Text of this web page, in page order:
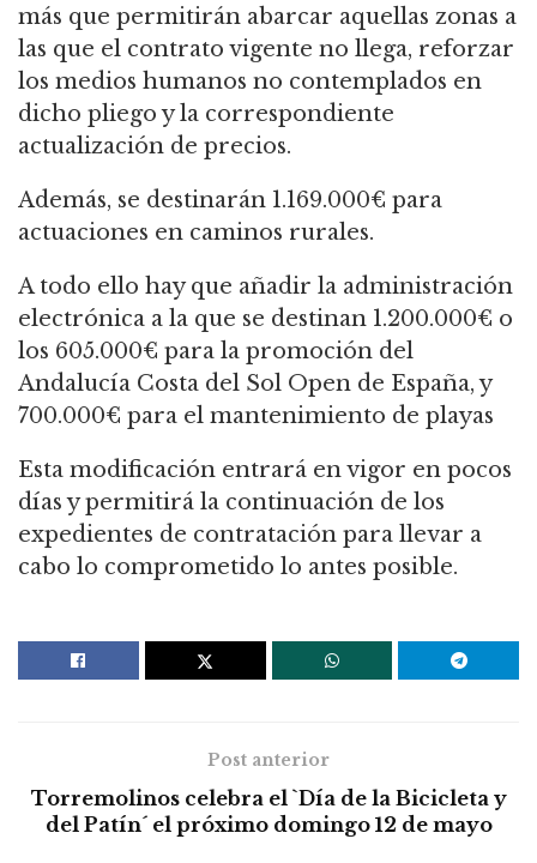
más que permitirán abarcar aquellas zonas a
las que el contrato vigente no llega, reforzar
los medios humanos no contemplados en
dicho pliego y la correspondiente
actualización de precios.
Además, se destinarán 1.169.000€ para
actuaciones en caminos rurales.
A todo ello hay que añadir la administración
electrónica a la que se destinan 1.200.000€ o
los 605.000€ para la promoción del
Andalucía Costa del Sol Open de España, y
700.000€ para el mantenimiento de playas
Esta modificación entrará en vigor en pocos
días y permitirá la continuación de los
expedientes de contratación para llevar a
cabo lo comprometido lo antes posible.
Post anterior
Torremolinos celebra el `Día de la Bicicleta y
del Patín´ el próximo domingo 12 de mayo